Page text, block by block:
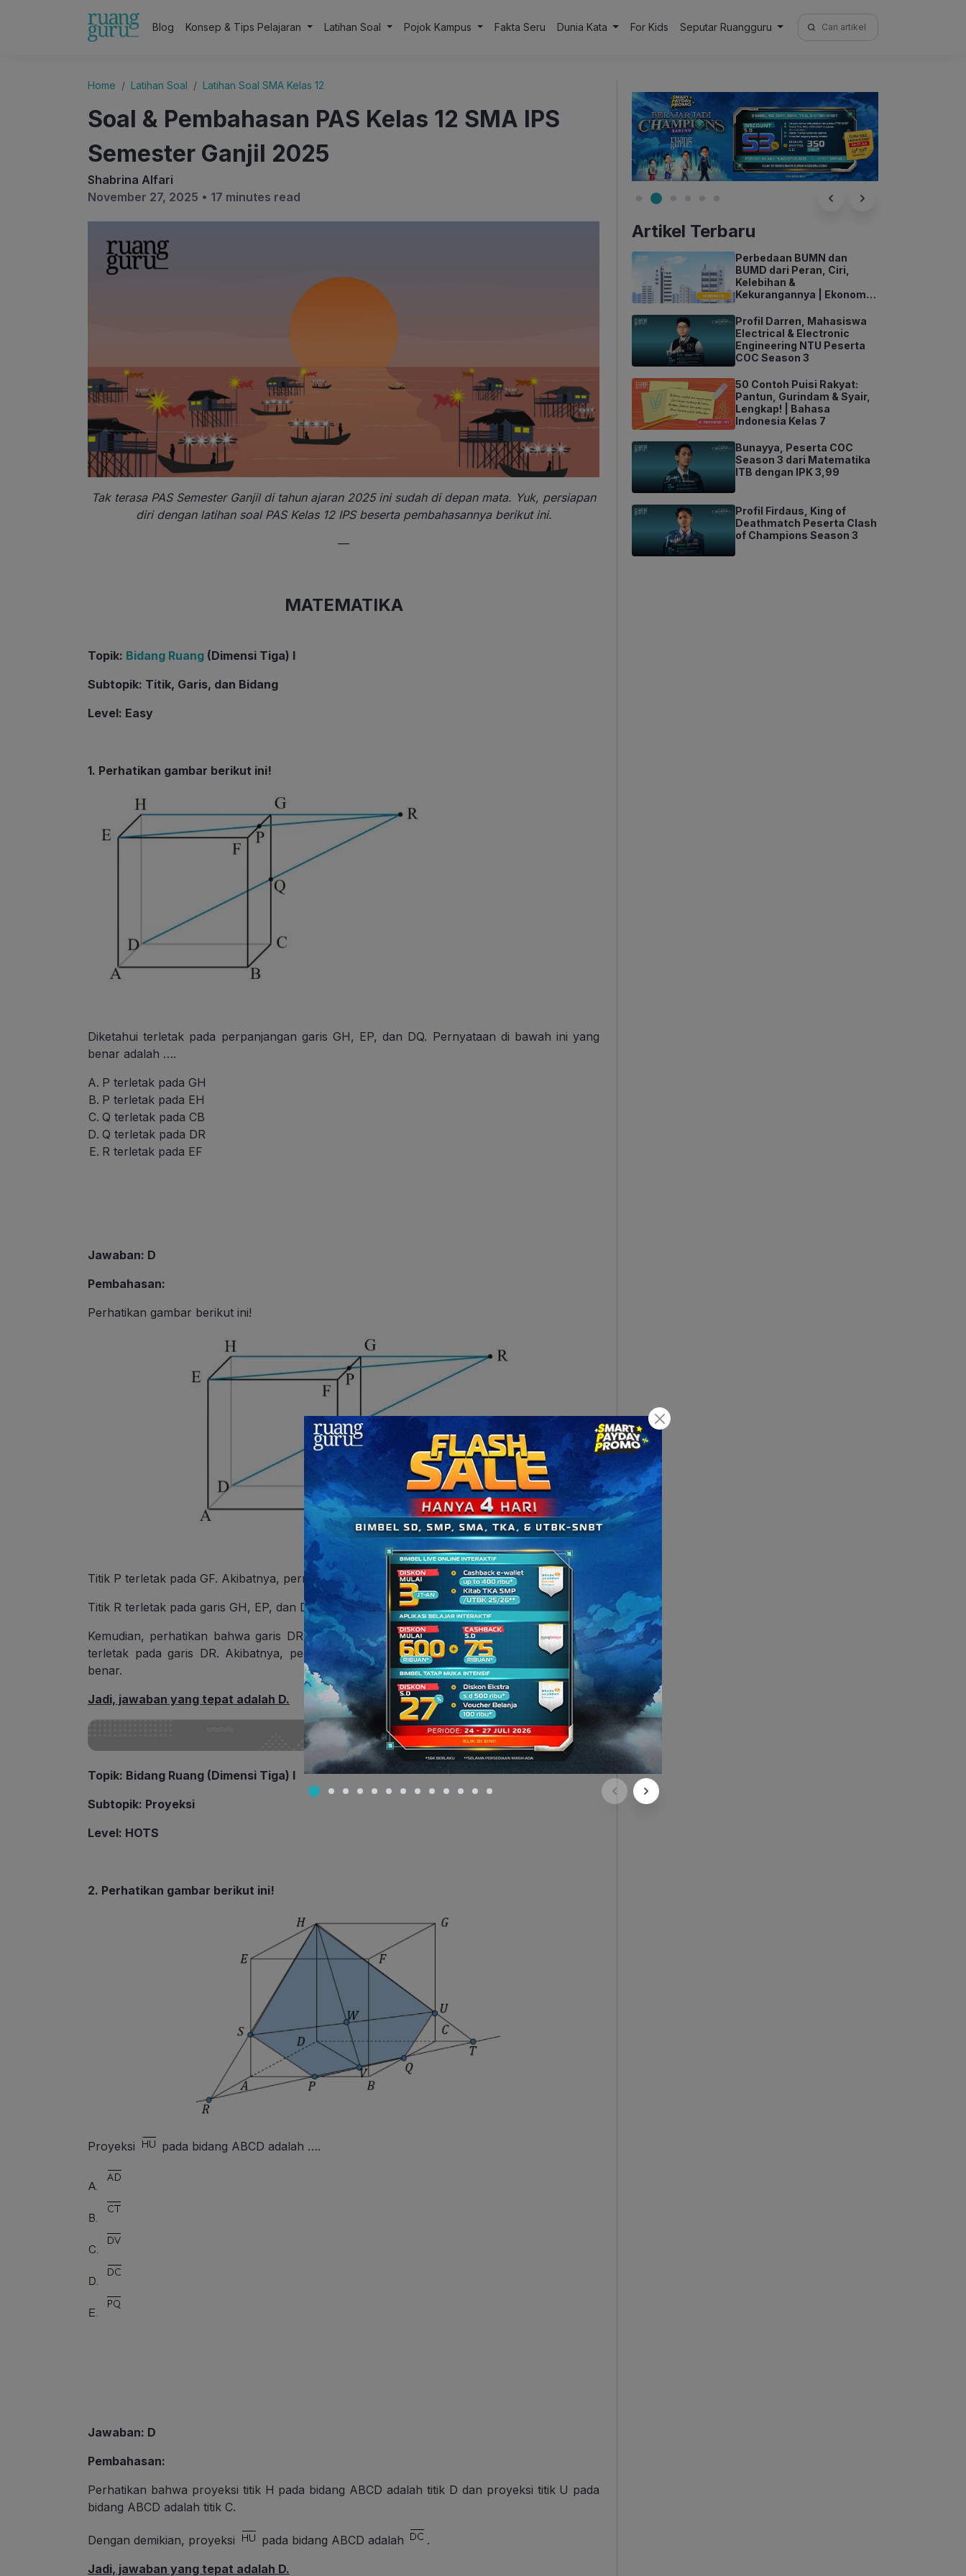
Blog Konsep & Tips Pelajaran Latihan Soal Pojok Kampus Fakta Seru Dunia Kata For Kids Seputar Ruangguru
Search
for:
Home Latihan Soal Latihan Soal SMA Kelas 12
Soal & Pembahasan PAS Kelas 12 SMA IPS
Semester Ganjil 2025
Shabrina Alfari
November 27, 2025 • 17 minutes read
Tak terasa PAS Semester Ganjil di tahun ajaran 2025 ini sudah di depan mata. Yuk, persiapan
diri dengan latihan soal PAS Kelas 12 IPS beserta pembahasannya berikut ini.
—
MATEMATIKA
Topik: Bidang Ruang (Dimensi Tiga) I
Subtopik: Titik, Garis, dan Bidang
Level: Easy
1. Perhatikan gambar berikut ini!
Diketahui terletak pada perpanjangan garis GH, EP, dan DQ. Pernyataan di bawah ini yang
benar adalah ….
P terletak pada GH
P terletak pada EH
Q terletak pada CB
Q terletak pada DR
R terletak pada EF
Jawaban: D
Pembahasan:
Perhatikan gambar berikut ini!
Titik P terletak pada GF. Akibatnya, pernyataan pada pilihan A dan B salah.
Titik R terletak pada garis GH, EP, dan DQ. Akibatnya, pernyataan pada pilihan E salah.
Kemudian, perhatikan bahwa garis DR berpotongan dengan rusuk CG di titik Q. Artinya, Q
terletak pada garis DR. Akibatnya, pernyataan pada pilihan C salah, sedangkan pilihan D
benar.
Jadi, jawaban yang tepat adalah D.
Topik: Bidang Ruang (Dimensi Tiga) I
Subtopik: Proyeksi
Level: HOTS
2. Perhatikan gambar berikut ini!
Proyeksi pada bidang ABCD adalah ….
Jawaban: D
Pembahasan:
Perhatikan bahwa proyeksi titik H pada bidang ABCD adalah titik D dan proyeksi titik U pada
bidang ABCD adalah titik C.
Dengan demikian, proyeksi pada bidang ABCD adalah
.
Jadi, jawaban yang tepat adalah D.
Artikel Terbaru
Perbedaan BUMN dan
BUMD dari Peran, Ciri,
Kelebihan &
Kekurangannya | Ekonomi
Profil Darren, Mahasiswa
Electrical & Electronic
Engineering NTU Peserta
COC Season 3
50 Contoh Puisi Rakyat:
Pantun, Gurindam & Syair,
Lengkap! | Bahasa
Indonesia Kelas 7
Bunayya, Peserta COC
Season 3 dari Matematika
ITB dengan IPK 3,99
Profil Firdaus, King of
Deathmatch Peserta Clash
of Champions Season 3